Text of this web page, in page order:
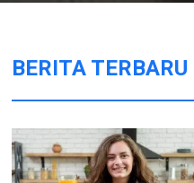
BERITA TERBARU